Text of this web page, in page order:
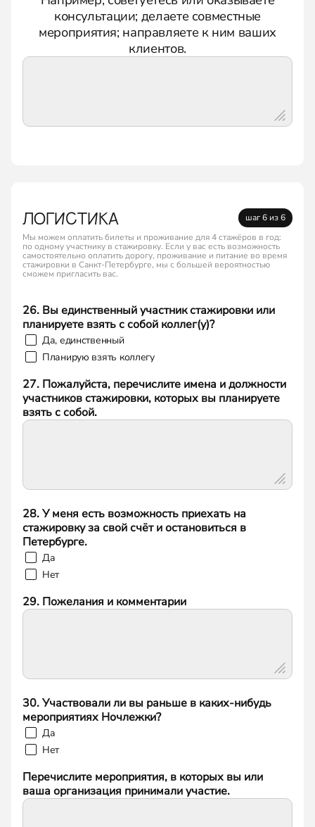
консультации; делаете совместные
мероприятия; направляете к ним ваших
клиентов.
ЛОГИСТИКА
шаг 6 из 6
Мы можем оплатить билеты и проживание для 4 стажёров в год:
по одному участнику в стажировку. Если у вас есть возможность
самостоятельно оплатить дорогу, проживание и питание во время
стажировки в Санкт-Петербурге, мы с большей вероятностью
сможем пригласить вас.
26. Вы единственный участник стажировки или
планируете взять с собой коллег(у)?
Да, единственный
Планирую взять коллегу
27. Пожалуйста, перечислите имена и должности
участников стажировки, которых вы планируете
взять с собой.
28. У меня есть возможность приехать на
стажировку за свой счёт и остановиться в
Петербурге.
Да
Нет
29. Пожелания и комментарии
30. Участвовали ли вы раньше в каких‑нибудь
мероприятиях Ночлежки?
Да
Нет
Перечислите мероприятия, в которых вы или
ваша организация принимали участие.